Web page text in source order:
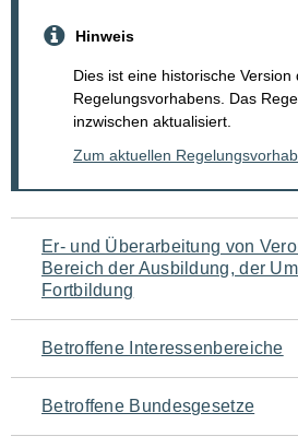
Hinweis
Dies ist eine historische Version
Regelungsvorhabens. Das
inzwischen aktualisiert.
Zum aktuellen
Navigation
für
den
Seiteninhalt
Er- und Überarbeitung von
Bereich der Ausbildung, der
Fortbildung
Betroffene Interessenbereiche
Betroffene Bundesgesetze